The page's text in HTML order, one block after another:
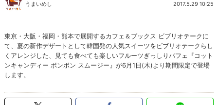
うまいめし 2017.5.29 10:25
東京・大阪・福岡・熊本で展開するカフェ＆ブックス ビブリオテークに
て、夏の新作デザートとして韓国発の人気スイーツをビブリオテークらし
くアレンジした、見ても食べても楽しいフルーツぎっしりパフェ『コット
ンキャンディー ボンボン スムージー』が6月1日(木)より期間限定で登場
します。